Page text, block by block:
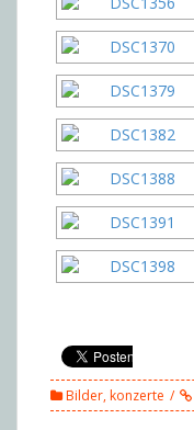
Bilder,konzerte